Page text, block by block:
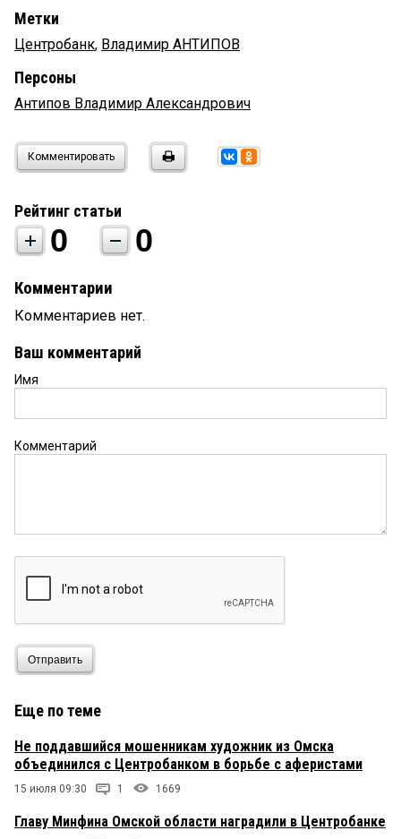
Метки
Центробанк, Владимир АНТИПОВ
Персоны
Антипов Владимир Александрович
Комментировать
Рейтинг статьи
0 0
Комментарии
Комментариев нет.
Ваш комментарий
Имя
Комментарий
Отправить
Еще по теме
Не поддавшийся мошенникам художник из Омска
объединился с Центробанком в борьбе с аферистами
15 июля 09:30 1 1669
Главу Минфина Омской области наградили в Центробанке